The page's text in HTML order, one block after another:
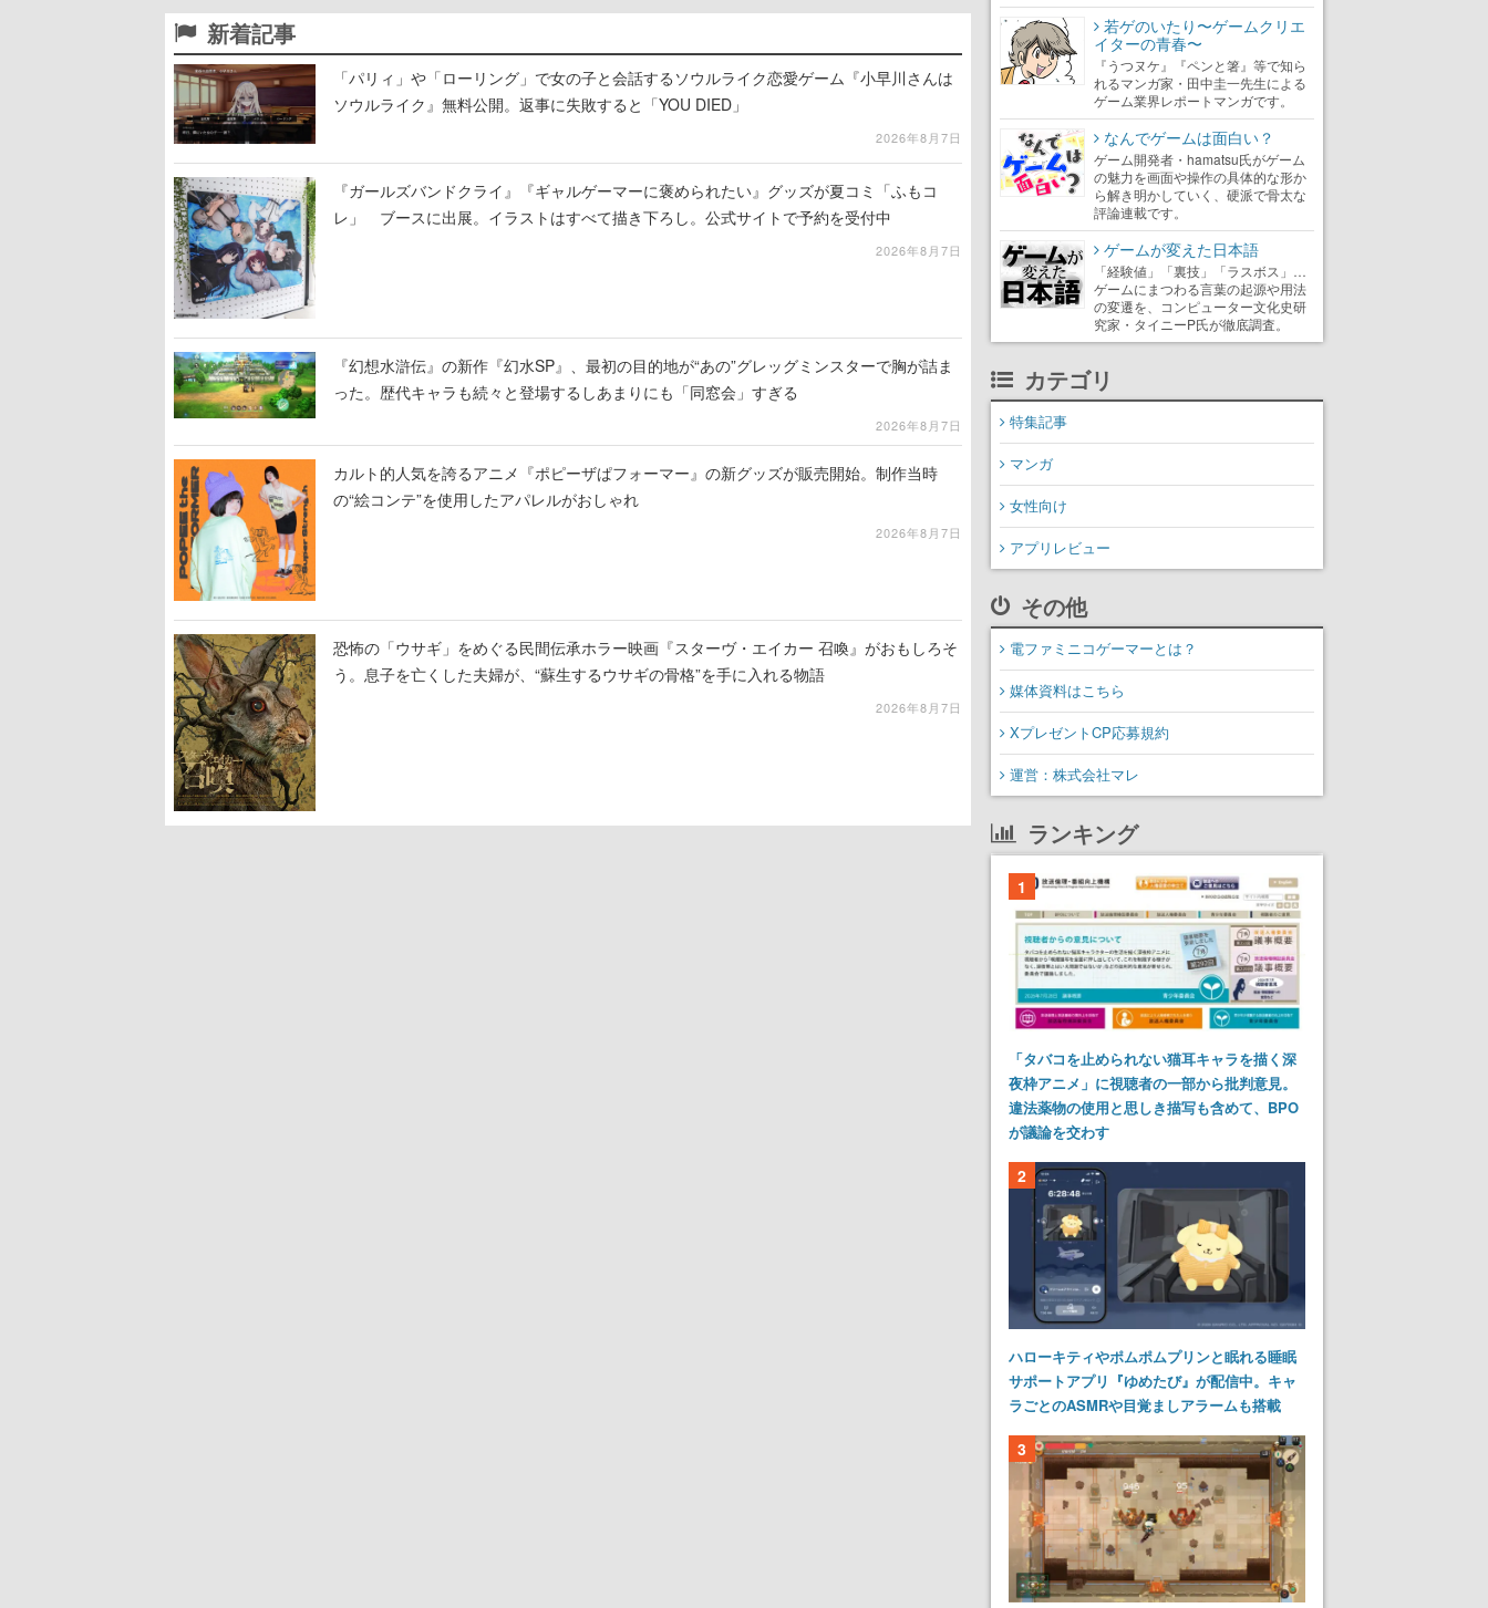
新着記事
「パリィ」や「ローリング」で女の子と会話するソウルライク恋愛ゲーム『小早川さんは
ソウルライク』無料公開。返事に失敗すると「YOU DIED」
2026年8月7日
『ガールズバンドクライ』『ギャルゲーマーに褒められたい』グッズが夏コミ「ふもコ
レ」 ブースに出展。イラストはすべて描き下ろし。公式サイトで予約を受付中
2026年8月7日
『幻想水滸伝』の新作『幻水SP』、最初の目的地が“あの”グレッグミンスターで胸が詰ま
った。歴代キャラも続々と登場するしあまりにも「同窓会」すぎる
2026年8月7日
カルト的人気を誇るアニメ『ポピーザぱフォーマー』の新グッズが販売開始。制作当時
の“絵コンテ”を使用したアパレルがおしゃれ
2026年8月7日
恐怖の「ウサギ」をめぐる民間伝承ホラー映画『スターヴ・エイカー 召喚』がおもしろそ
う。息子を亡くした夫婦が、“蘇生するウサギの骨格”を手に入れる物語
2026年8月7日
若ゲのいたり〜ゲームクリエ
イターの青春〜
『うつヌケ』『ペンと箸』等で知ら
れるマンガ家・田中圭一先生による
ゲーム業界レポートマンガです。
なんでゲームは面白い？
ゲーム開発者・hamatsu氏がゲーム
の魅力を画面や操作の具体的な形か
ら解き明かしていく、硬派で骨太な
評論連載です。
ゲームが変えた日本語
「経験値」「裏技」「ラスボス」…
ゲームにまつわる言葉の起源や用法
の変遷を、コンピューター文化史研
究家・タイニーP氏が徹底調査。
カテゴリ
特集記事
マンガ
女性向け
アプリレビュー
その他
電ファミニコゲーマーとは？
媒体資料はこちら
XプレゼントCP応募規約
運営：株式会社マレ
ランキング
1
「タバコを止められない猫耳キャラを描く深
夜枠アニメ」に視聴者の一部から批判意見。
違法薬物の使用と思しき描写も含めて、BPO
が議論を交わす
2
ハローキティやポムポムプリンと眠れる睡眠
サポートアプリ『ゆめたび』が配信中。キャ
ラごとのASMRや目覚ましアラームも搭載
3